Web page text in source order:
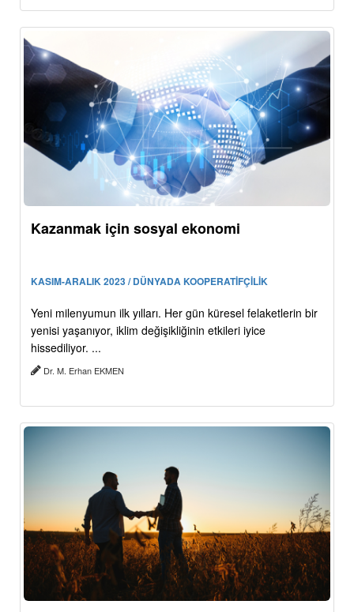
Kazanmak için sosyal ekonomi
KASIM-ARALIK 2023 / DÜNYADA KOOPERATİFÇİLİK
Yeni milenyumun ilk yılları. Her gün küresel felaketlerin bir
yenisi yaşanıyor, iklim değişikliğinin etkileri iyice
hissediliyor. ...
Dr. M. Erhan EKMEN